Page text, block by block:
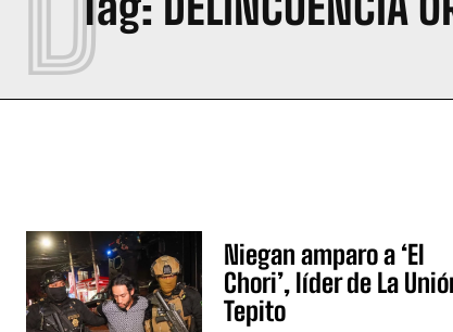
Niegan amparo a ‘El
Chori’, líder de La
Tepito